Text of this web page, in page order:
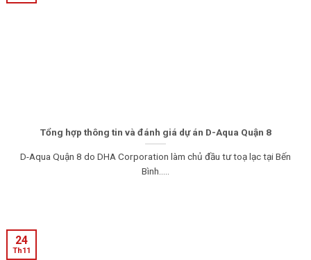
Tổng hợp thông tin và đánh giá dự án D-Aqua Quận 8
D-Aqua Quận 8 do DHA Corporation làm chủ đầu tư toạ lạc tại Bến
Bình.....
24
Th11